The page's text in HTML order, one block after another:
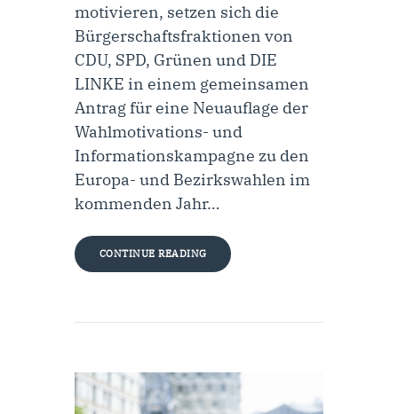
motivieren, setzen sich die
Bürgerschaftsfraktionen von
CDU, SPD, Grünen und DIE
LINKE in einem gemeinsamen
Antrag für eine Neuauflage der
Wahlmotivations- und
Informationskampagne zu den
Europa- und Bezirkswahlen im
kommenden Jahr…
CONTINUE READING